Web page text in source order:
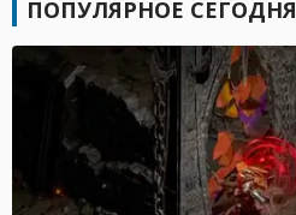
ПОПУЛЯРНОЕ СЕГОДНЯ